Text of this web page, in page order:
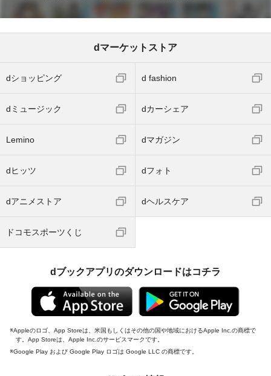
dマーケットストア
dショッピング d fashion
dミュージック dカーシェア
Lemino dマガジン
dヒッツ dフォト
dアニメストア dヘルスケア
ドコモスポーツくじ
dブックアプリのダウンロードはコチラ
Appleのロゴ、App Storeは、米国もしくはその他の国や地域におけるApple Inc.の商標で
す。App Storeは、Apple Inc.のサービスマークです。
Google Play および Google Play ロゴは Google LLC の商標です。